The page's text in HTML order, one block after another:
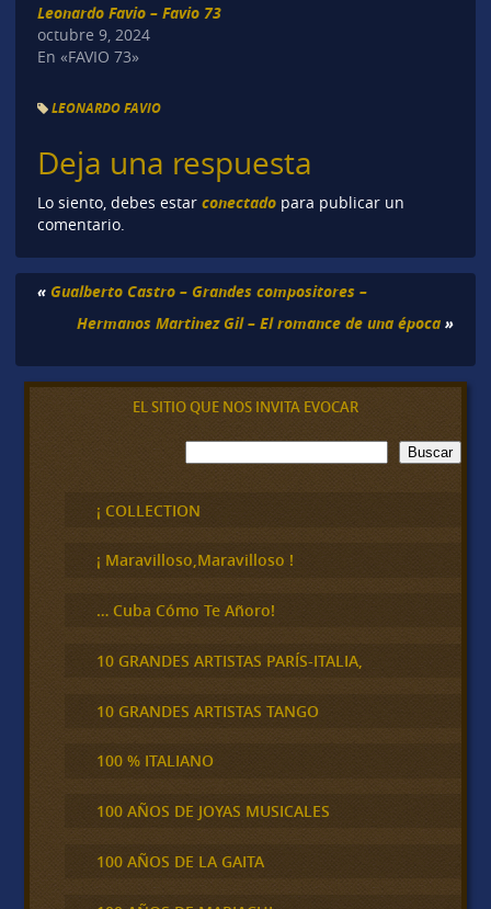
Leonardo Favio – Favio 73
octubre 9, 2024
En «FAVIO 73»
LEONARDO FAVIO
Deja una respuesta
Lo siento, debes estar conectadopara publicar un
comentario.
« Gualberto Castro – Grandes compositores –
Hermanos Martinez Gil – El romance de una época »
EL SITIO QUE NOS INVITA EVOCAR
B
u
c
a
Buscar
¡ COLLECTION
¡ Maravilloso,Maravilloso !
… Cuba Cómo Te Añoro!
10 GRANDES ARTISTAS PARÍS-ITALIA,
10 GRANDES ARTISTAS TANGO
100 % ITALIANO
100 AÑOS DE JOYAS MUSICALES
100 AÑOS DE LA GAITA